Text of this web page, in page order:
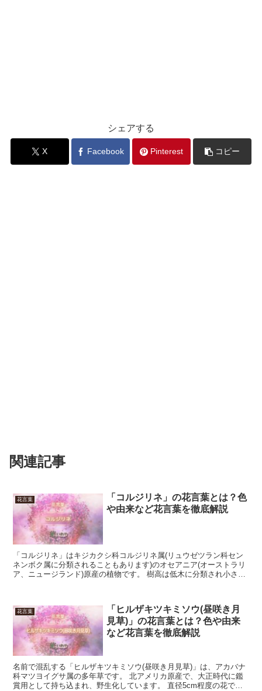
シェアする
X Facebook Pinterest コピー
関連記事
花言葉
「コルジリネ」の花言葉とは？色
や由来など花言葉を徹底解説
「コルジリネ」はキジカクシ科コルジリネ属(リュウゼツラン科セン
ネンボク属に分類されることもあります)のオセアニア(オーストラリ
ア、ニュージランド)原産の植物です。 樹高は低木に分類され小さい
花言葉
「ヒルザキツキミソウ(昼咲き月
見草)」の花言葉とは？色や由来
など花言葉を徹底解説
名前で混乱する「ヒルザキツキミソウ(昼咲き月見草)」は、アカバナ
科マツヨイグサ属の多年草です。 北アメリカ原産で、大正時代に鑑
賞用として持ち込まれ、野生化しています。 直径5cm程度の花で、